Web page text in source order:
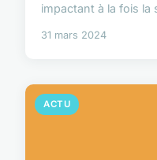
impactant à la fois la
31 mars 2024
ACTU